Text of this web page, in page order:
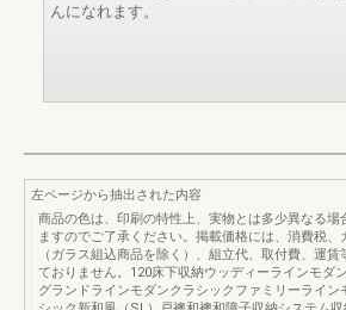
んになれます。
左ページから抽出された内容
商品の色は、印刷の特性上、実物とは多少異なる場
ますのでご了承ください。掲載価格には、消費税、
（ガラス組込商品を除く）、組立代、取付費、運賃
ておりません。120床下収納ウッディーラインモダ
グランドラインモダンクラシックファミリーライン